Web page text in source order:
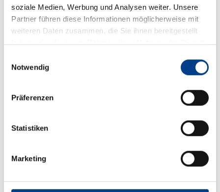
soziale Medien, Werbung und Analysen weiter. Unsere
Partner führen diese Informationen möglicherweise mit
weiteren Daten zusammen, die Sie ihnen bereitgestellt
haben oder die sie im Rahmen Ihrer Nutzung der Dienste
Notwendig
Präferenzen
Statistiken
Marketing
Auch 2024/25 mehre sportliche
Auch in 2024 hat Klingenthal wieder internationale
Wintersportfans begeistern werden. Hier ein
September: FIS Continentalcup der Skispringer Den